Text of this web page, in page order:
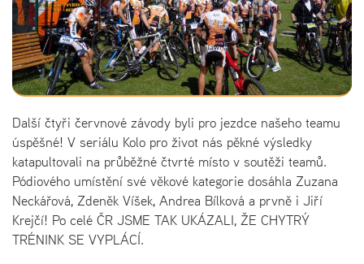
Další čtyři červnové závody byli pro jezdce našeho teamu
úspěšné! V seriálu Kolo pro život nás pěkné výsledky
katapultovali na průběžné čtvrté místo v soutěži teamů.
Pódiového umístění své věkové kategorie dosáhla Zuzana
Neckářová, Zdeněk Víšek, Andrea Bílková a prvně i Jiří
Krejčí! Po celé ČR JSME TAK UKÁZALI, ŽE CHYTRÝ
TRÉNINK SE VYPLÁCÍ.